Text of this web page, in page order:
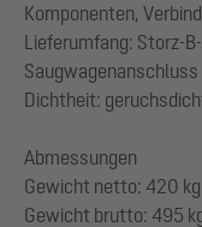
Komponenten,
Lieferumfang: Storz-
Saugwagenanschluss
Dichtheit:
Abmessungen
Gewicht netto: 420 kg
Gewicht brutto: 495